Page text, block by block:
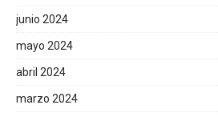
junio 2024
mayo 2024
abril 2024
marzo 2024